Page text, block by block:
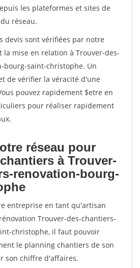
les plateformes et sites de
réseau.
devis sont vérifiées par notre
la mise en relation à Trouver-des-
bourg-saint-christophe. Un
de vérifier la véracité d'une
pouvez rapidement $etre en
pour réaliser rapidement
réseau pour
à Trouver-
renovation-bourg-
entreprise en tant qu'artisan
Trouver-des-chantiers-
christophe, il faut pouvoir
le planning chantiers de son
son chiffre d'affaires.